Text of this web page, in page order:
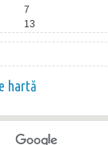
7
13
hartă